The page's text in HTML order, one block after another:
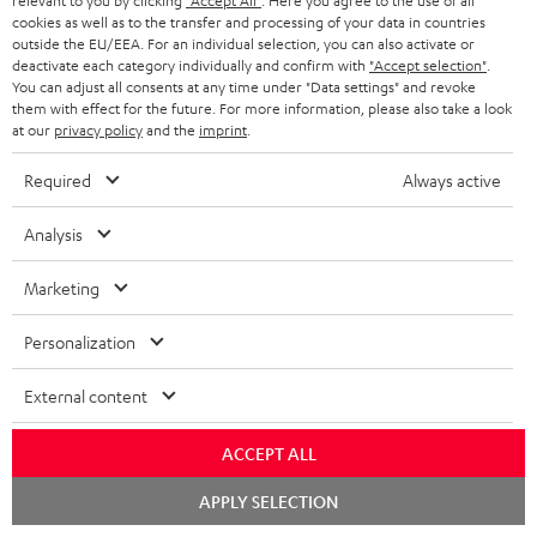
z
u
m
V
r
a
n
d
o
n
e
n
z
G
r
a
n
i
e
-
L
e
x
i
n
n
t
a
k
t
t
n
Sa 09:00 – 17:30 Uhr
Sonn- und Feiertage geschlossen
Teufel Support
Häufige Fragen
Kontakt
Erlebe unsere Produkte hautnah und lass dich
Übersicht
Gültig bis 08.08.2026, 23:59 Uhr. Gratis Move 2 ab einem
Ausgenommen sind Produkte von Drittanbietern (Third-Party-Produkte).
Privatkunden. Nicht mit anderen Aktionsgutscheinen kombinierbar. Der
cookies as well as to the transfer and processing of your data in countries
outside the EU/EEA. For an individual selection, you can also activate or
deactivate each category individually and confirm with "Accept selection"
You can adjust all consents at any time under "Data settings" and revoke
them with effect for the future. For more information, please also take a look
at our privacy policyand the imprint
Required Always active
Analysis
Marketing
Personalization
External content
ACCEPT ALL
APPLY SELECTION